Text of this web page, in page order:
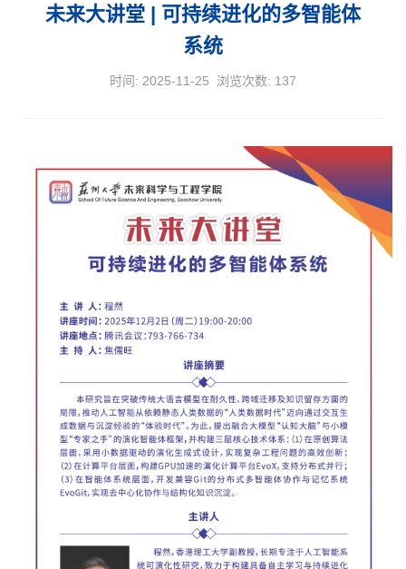
未来大讲堂 | 可持续进化的多智能体
系统
时间: 2025-11-25 浏览次数: 137